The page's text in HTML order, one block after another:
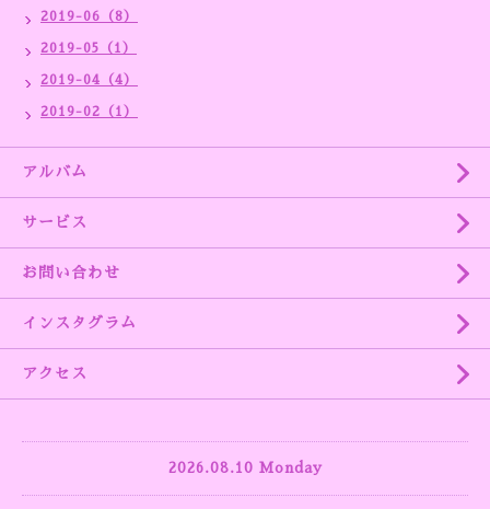
2019-06（8）
2019-05（1）
2019-04（4）
2019-02（1）
アルバム
サービス
お問い合わせ
インスタグラム
アクセス
2026.08.10 Monday